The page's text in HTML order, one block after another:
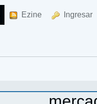
Ezine Ingresar